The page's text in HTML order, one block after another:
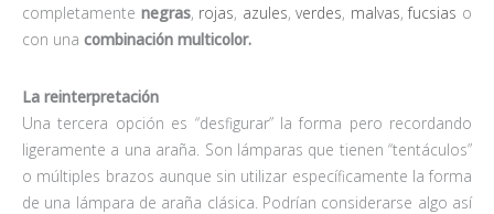
completamente negras, rojas, azules,verdes, malvas,fucsias o
con una combinación multicolor.
La reinterpretación
Una tercera opción es “desfigurar” la forma pero recordando
ligeramente a una araña. Son lámparas que tienen “tentáculos”
o múltiples brazos aunque sin utilizar específicamente la forma
de una lámpara de araña clásica. Podrían considerarse algo así